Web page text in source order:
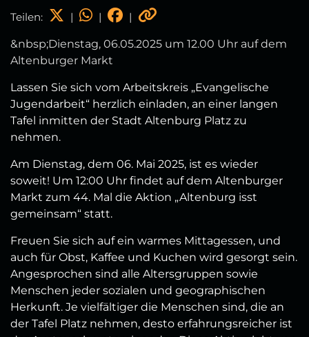
Teilen: | | |
&nbsp;Dienstag, 06.05.2025 um 12.00 Uhr auf dem
Altenburger Markt
Lassen Sie sich vom Arbeitskreis „Evangelische
Jugendarbeit“ herzlich einladen, an einer langen
Tafel inmitten der Stadt Altenburg Platz zu
nehmen.
Am Dienstag, dem 06. Mai 2025, ist es wieder
soweit! Um 12:00 Uhr findet auf dem Altenburger
Markt zum 44. Mal die Aktion „Altenburg isst
gemeinsam“ statt.
Freuen Sie sich auf ein warmes Mittagessen, und
auch für Obst, Kaffee und Kuchen wird gesorgt sein.
Angesprochen sind alle Altersgruppen sowie
Menschen jeder sozialen und geographischen
Herkunft. Je vielfältiger die Menschen sind, die an
der Tafel Platz nehmen, desto erfahrungsreicher ist